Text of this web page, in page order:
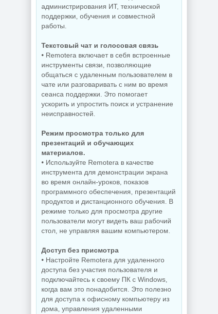
Управление
Windows Process
Lasso Pro
18.2.3.42
FastStone Capture
11.3 by KpoJIuK
Windows 11 Pro
26H1 Lite version
Build 28000.2525
NEW
экрана TechSmith
Snagit 26.3.1 build
монитора
Camtasia 2026.1.4
Build 18353 by
elchupacabra
NEW
Копирование
Professional |
Premium 19.2
NEW
NEW NEW
администрирования ИТ, технической
поддержки, обучения и совместной
работы.
Текстовый чат и голосовая связь
• Remotera включает в себя встроенные
инструменты связи, позволяющие
общаться с удаленным пользователем в
чате или разговаривать с ним во время
сеанса поддержки. Это помогает
ускорить и упростить поиск и устранение
неисправностей.
Режим просмотра только для
презентаций и обучающих
материалов.
• Используйте Remotera в качестве
инструмента для демонстрации экрана
во время онлайн-уроков, показов
программного обеспечения, презентаций
продуктов и дистанционного обучения. В
режиме только для просмотра другие
пользователи могут видеть ваш рабочий
стол, не управляя вашим компьютером.
Доступ без присмотра
• Настройте Remotera для удаленного
доступа без участия пользователя и
подключайтесь к своему ПК с Windows,
когда вам это понадобится. Это полезно
для доступа к офисному компьютеру из
дома, управления удаленными